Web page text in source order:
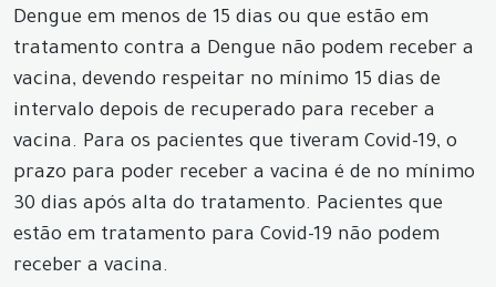
Dengue em menos de 15 dias ou que estão em
tratamento contra a Dengue não podem receber a
vacina, devendo respeitar no mínimo 15 dias de
intervalo depois de recuperado para receber a
vacina. Para os pacientes que tiveram Covid-19, o
prazo para poder receber a vacina é de no mínimo
30 dias após alta do tratamento. Pacientes que
estão em tratamento para Covid-19 não podem
receber a vacina.